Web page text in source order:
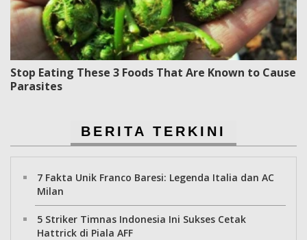
Stop Eating These 3 Foods That Are Known to Cause
Parasites
BERITA TERKINI
7 Fakta Unik Franco Baresi: Legenda Italia dan AC
Milan
5 Striker Timnas Indonesia Ini Sukses Cetak
Hattrick di Piala AFF